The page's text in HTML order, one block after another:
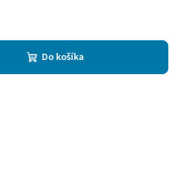
Do košíka